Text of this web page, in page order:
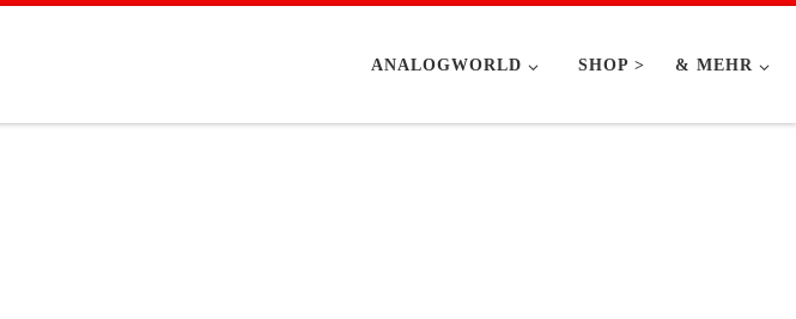
ANALOGWORLD SHOP > & MEHR